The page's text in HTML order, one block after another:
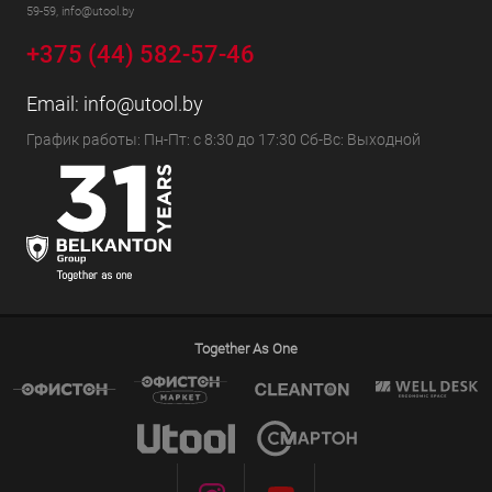
59-59, info@utool.by
+375 (44) 582-57-46
Email: info@utool.by
График работы: Пн-Пт: с 8:30 до 17:30 Сб-Вс: Выходной
Together As One